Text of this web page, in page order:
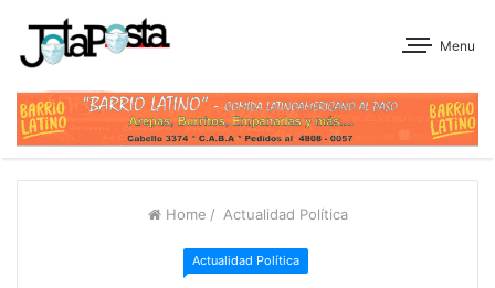
Menu
Home / Actualidad Política
Actualidad Política